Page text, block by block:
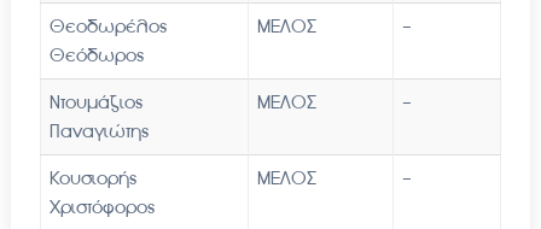
Θεοδωρέλος
Θεόδωρος
ΜΕΛΟΣ -
Ντουμάζιος
Παναγιώτης
ΜΕΛΟΣ -
Κουσιορής
Χριστόφορος
ΜΕΛΟΣ -